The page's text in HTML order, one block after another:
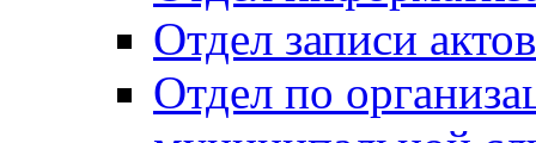
Отдел записи
Отдел по